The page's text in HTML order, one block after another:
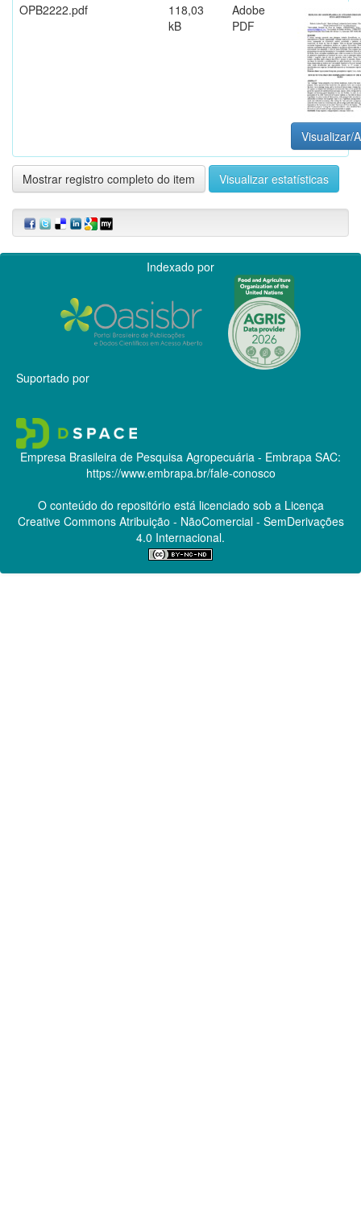
OPB2222.pdf
118,03
kB
Adobe
PDF
Visualizar/
Mostrar registro completo do item Visualizar estatísticas
Indexado por
Suportado por
Empresa Brasileira de Pesquisa Agropecuária - Embrapa SAC:
https://www.embrapa.br/fale-conosco
O conteúdo do repositório está licenciado sob a Licença
Creative CommonsAtribuição - NãoComercial - SemDerivações
4.0 Internacional.